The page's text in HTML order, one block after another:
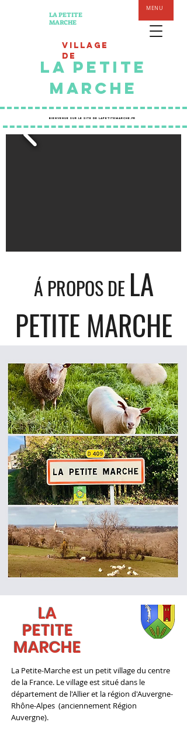
LA PETITE
MARCHE
MENU
LA PETITE
MARCHE
Village
de
BienvenuE sur le site de Lapetitemarche.fr
Á PROPOS DE LA
PETITE MARCHE
LA
PETITE
MARCHE
La Petite-Marche est un petit village du centre
de la France. Le village est situé dans le
département de l'Allieret la région d'Auvergne-
Rhône-Alpes (anciennement Région
Auvergne).